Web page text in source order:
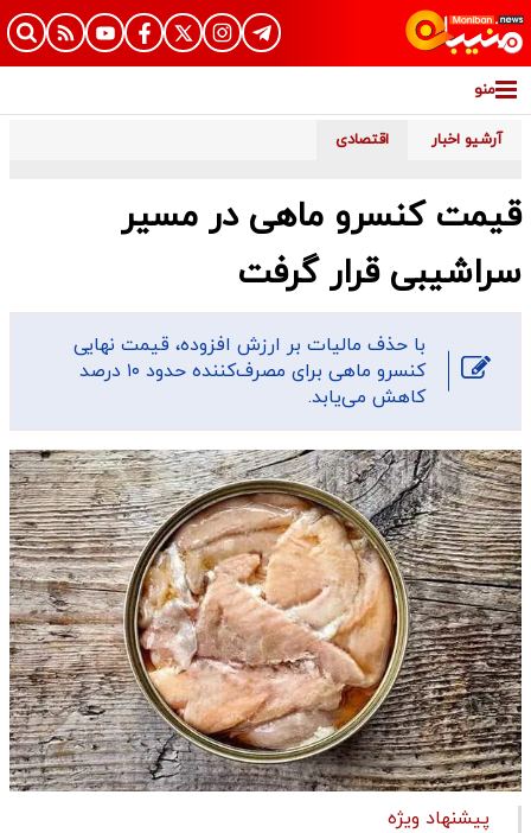
منو
آرشیو اخبار اقتصادی
قیمت کنسرو ماهی در مسیر
سراشیبی قرار گرفت
​با حذف مالیات بر ارزش افزوده، قیمت نهایی
کنسرو ماهی برای مصرف‌کننده حدود ۱۰ درصد
کاهش می‌یابد.
پیشنهاد ویژه